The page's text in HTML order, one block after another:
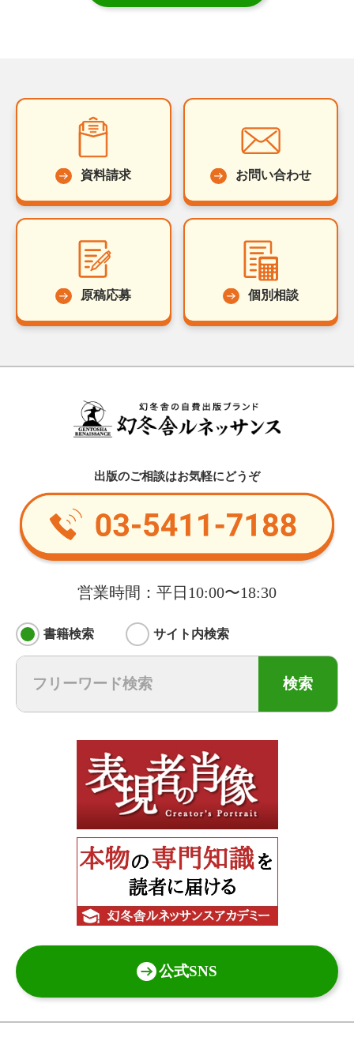
資料請求 お問い合わせ
原稿応募 個別相談
出版のご相談はお気軽にどうぞ
営業時間：平日10:00〜18:30
書籍検索 サイト内検索
検索
公式SNS